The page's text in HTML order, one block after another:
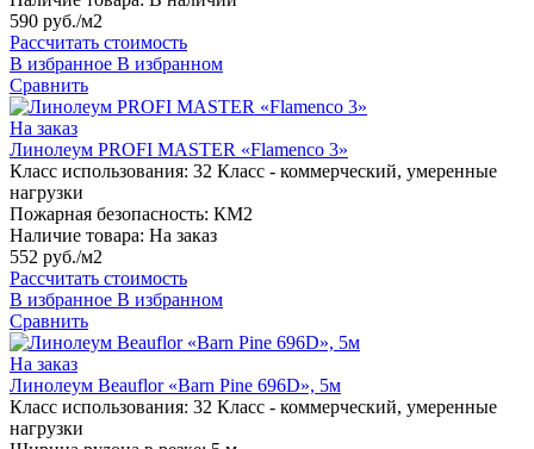
590 руб./м2
Рассчитать стоимость
В избранное В избранном
Сравнить
На заказ
Линолеум PROFI MASTER «Flamenco 3»
Класс использования: 32 Класс - коммерческий, умеренные
нагрузки
Пожарная безопасность: КМ2
Наличие товара: На заказ
552 руб./м2
Рассчитать стоимость
В избранное В избранном
Сравнить
На заказ
Линолеум Beauflor «Barn Pine 696D», 5м
Класс использования: 32 Класс - коммерческий, умеренные
нагрузки